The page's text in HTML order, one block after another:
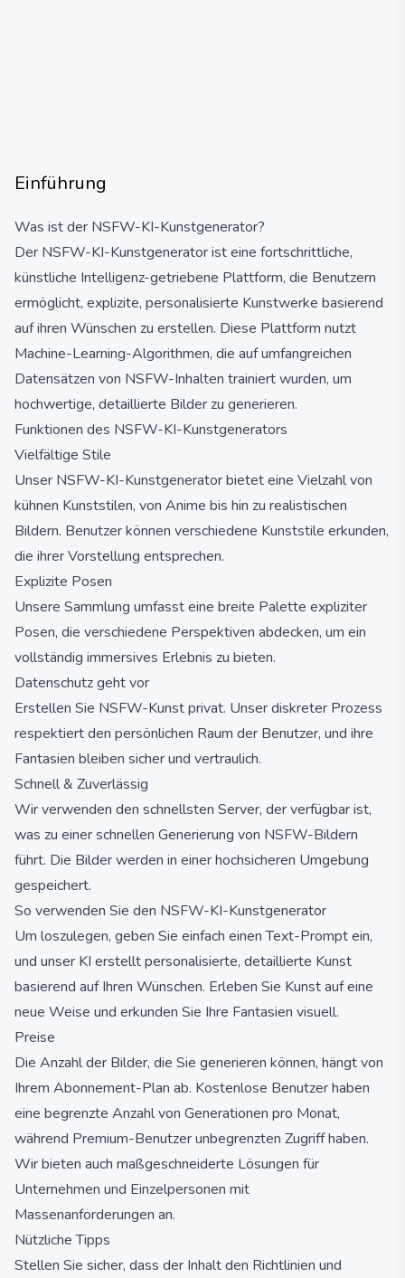
Einführung
Was ist der NSFW-KI-Kunstgenerator?
Der NSFW-KI-Kunstgenerator ist eine fortschrittliche,
künstliche Intelligenz-getriebene Plattform, die Benutzern
ermöglicht, explizite, personalisierte Kunstwerke basierend
auf ihren Wünschen zu erstellen. Diese Plattform nutzt
Machine-Learning-Algorithmen, die auf umfangreichen
Datensätzen von NSFW-Inhalten trainiert wurden, um
hochwertige, detaillierte Bilder zu generieren.
Funktionen des NSFW-KI-Kunstgenerators
Vielfältige Stile
Unser NSFW-KI-Kunstgenerator bietet eine Vielzahl von
kühnen Kunststilen, von Anime bis hin zu realistischen
Bildern. Benutzer können verschiedene Kunststile erkunden,
die ihrer Vorstellung entsprechen.
Explizite Posen
Unsere Sammlung umfasst eine breite Palette expliziter
Posen, die verschiedene Perspektiven abdecken, um ein
vollständig immersives Erlebnis zu bieten.
Datenschutz geht vor
Erstellen Sie NSFW-Kunst privat. Unser diskreter Prozess
respektiert den persönlichen Raum der Benutzer, und ihre
Fantasien bleiben sicher und vertraulich.
Schnell & Zuverlässig
Wir verwenden den schnellsten Server, der verfügbar ist,
was zu einer schnellen Generierung von NSFW-Bildern
führt. Die Bilder werden in einer hochsicheren Umgebung
gespeichert.
So verwenden Sie den NSFW-KI-Kunstgenerator
Um loszulegen, geben Sie einfach einen Text-Prompt ein,
und unser KI erstellt personalisierte, detaillierte Kunst
basierend auf Ihren Wünschen. Erleben Sie Kunst auf eine
neue Weise und erkunden Sie Ihre Fantasien visuell.
Preise
Die Anzahl der Bilder, die Sie generieren können, hängt von
Ihrem Abonnement-Plan ab. Kostenlose Benutzer haben
eine begrenzte Anzahl von Generationen pro Monat,
während Premium-Benutzer unbegrenzten Zugriff haben.
Wir bieten auch maßgeschneiderte Lösungen für
Unternehmen und Einzelpersonen mit
Massenanforderungen an.
Nützliche Tipps
Stellen Sie sicher, dass der Inhalt den Richtlinien und